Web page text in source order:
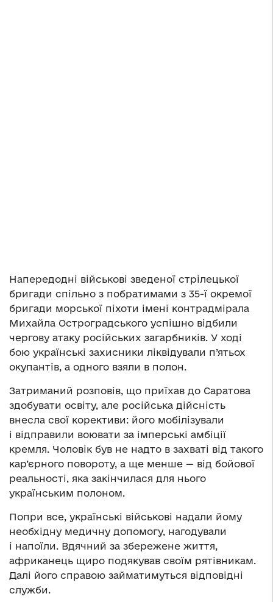
Напередодні військові зведеної стрілецької
бригади спільно з побратимами з 35-ї окремої
бригади морської піхоти імені контрадмірала
Михайла Остроградського успішно відбили
чергову атаку російських загарбників. У ході
бою українські захисники ліквідували п’ятьох
окупантів, а одного взяли в полон.
Затриманий розповів, що приїхав до Саратова
здобувати освіту, але російська дійсність
внесла свої корективи: його мобілізували
і відправили воювати за імперські амбіції
кремля. Чоловік був не надто в захваті від такого
кар’єрного повороту, а ще менше — від бойової
реальності, яка закінчилася для нього
українським полоном.
Попри все, українські військові надали йому
необхідну медичну допомогу, нагодували
і напоїли. Вдячний за збережене життя,
африканець щиро подякував своїм рятівникам.
Далі його справою займатимуться відповідні
служби.